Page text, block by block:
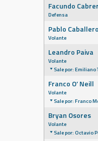
Facundo
Defensa
Pablo Caballero
Volante
Leandro Paiva
Volante
Sale por: Emiliano
Franco O’ Neill
Volante
Sale por: Franco
Bryan Osores
Volante
Sale por: Octavio